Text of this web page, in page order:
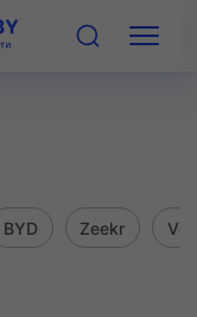
Меню
BYD Zeekr